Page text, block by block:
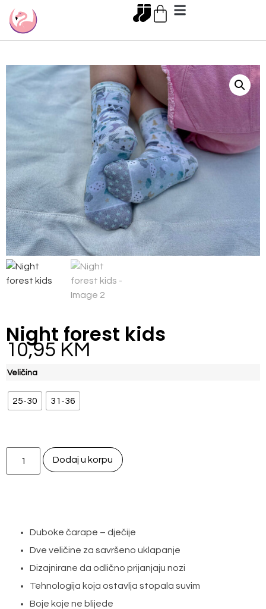
Night forest kids
10,95 KM
Veličina
25-30 31-36
Dodaj u korpu
Duboke čarape – dječije
Dve veličine za savršeno uklapanje
Dizajnirane da odlično prijanjaju nozi
Tehnologija koja ostavlja stopala suvim
Boje koje ne blijede